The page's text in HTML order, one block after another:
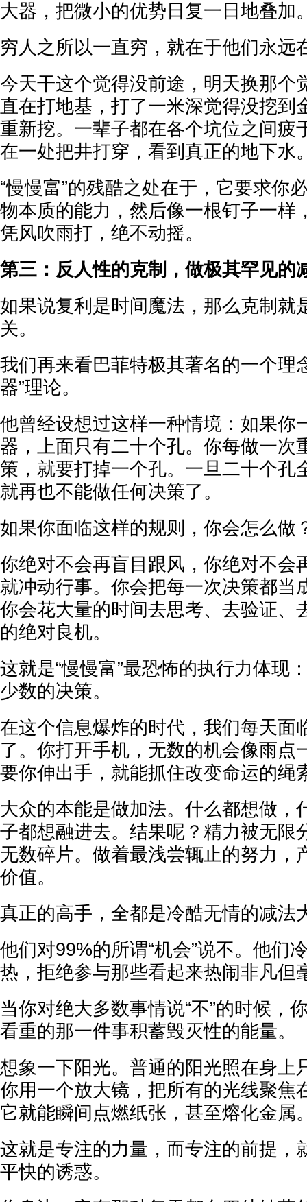
大器，把微小的优势日复一日地叠加
穷人之所以一直穷，就在于他们永远
今天干这个觉得没前途，明天换那个
直在打地基，打了一米深觉得没挖到
重新挖。一辈子都在各个坑位之间疲
在一处把井打穿，看到真正的地下水
“慢慢富”的残酷之处在于，它要求你
物本质的能力，然后像一根钉子一样
凭风吹雨打，绝不动摇。
第三：反人性的克制，做极其罕见的
如果说复利是时间魔法，那么克制就
关。
我们再来看巴菲特极其著名的一个理
器”理论。
他曾经设想过这样一种情境：如果你
器，上面只有二十个孔。你每做一次
策，就要打掉一个孔。一旦二十个孔
就再也不能做任何决策了。
如果你面临这样的规则，你会怎么做
你绝对不会再盲目跟风，你绝对不会
就冲动行事。你会把每一次决策都当
你会花大量的时间去思考、去验证、
的绝对良机。
这就是“慢慢富”最恐怖的执行力体现
少数的决策。
在这个信息爆炸的时代，我们每天面
了。你打开手机，无数的机会像雨点
要你伸出手，就能抓住改变命运的绳
大众的本能是做加法。什么都想做，
子都想融进去。结果呢？精力被无限
无数碎片。做着最浅尝辄止的努力，
价值。
真正的高手，全都是冷酷无情的减法
他们对99%的所谓“机会”说不。他们
热，拒绝参与那些看起来热闹非凡但
当你对绝大多数事情说“不”的时候，
看重的那一件事积蓄毁灭性的能量。
想象一下阳光。普通的阳光照在身上
你用一个放大镜，把所有的光线聚焦
它就能瞬间点燃纸张，甚至熔化金属
这就是专注的力量，而专注的前提，
平快的诱惑。